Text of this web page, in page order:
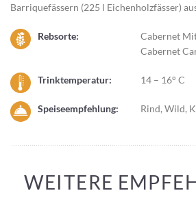
Barriquefässern (225 l Eichenholzfässer)
Rebsorte:
Cabernet
Cabernet
Trinktemperatur: 14 – 16° C
Speiseempfehlung: Rind, Wild,
WEITERE